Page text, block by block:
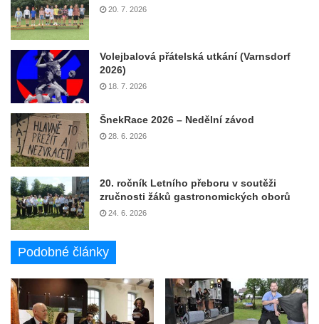
20. 7. 2026
Volejbalová přátelská utkání (Varnsdorf
2026)
18. 7. 2026
ŠnekRace 2026 – Nedělní závod
28. 6. 2026
20. ročník Letního přeboru v soutěži
zručnosti žáků gastronomických oborů
24. 6. 2026
Podobné články